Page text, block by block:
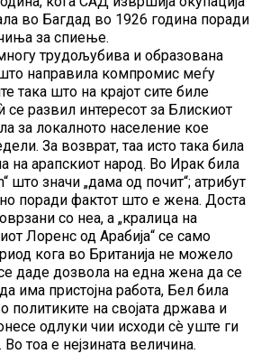
во Багдад во 1926 година поради
за спиење.
трудољубива и образована
направила компромис меѓу
така што на крајот сите биле
се развил интересот за Блискиот
за локалното население кое
За возврат, таа исто така била
на арапскиот народ. Во Ирак била
што значи „дама од почит“; атрибут
поради фактот што е жена. Доста
со неа, а „кралица на
Лоренс од Арабија“ се само
кога во Британија не можело
даде дозвола на една жена да се
има пристојна работа, Бел била
политиките на својата држава и
одлуки чии исходи сè уште ги
тоа е нејзината величина.